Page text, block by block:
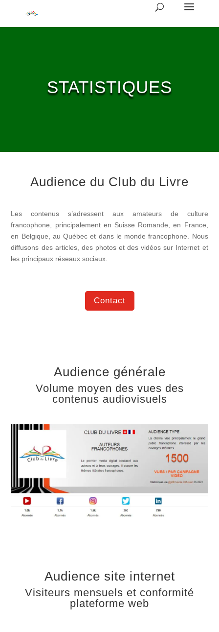
STATISTIQUES
Audience du Club du Livre
Les contenus s’adressent aux amateurs de culture
francophone, principalement en Suisse Romande, en France,
en Belgique, au Québec et dans le monde francophone. Nous
diffusons des articles, des photos et des vidéos sur Internet et
les principaux réseaux sociaux.
Contact
Audience générale
Volume moyen des vues des
contenus audiovisuels
Audience site internet
Visiteurs mensuels et conformité
plateforme web